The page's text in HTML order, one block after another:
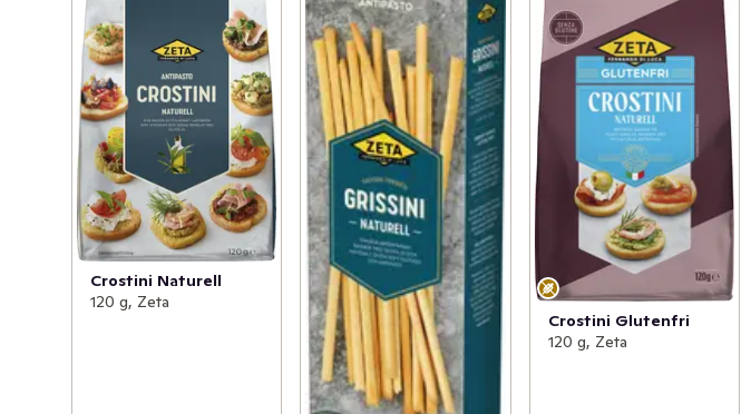
Crostini Naturell
120 g, Zeta
Crostini Glutenfri
120 g, Zeta